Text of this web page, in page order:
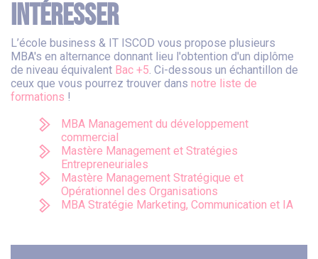
intéresser
L’école business & IT ISCOD vous propose plusieurs
MBA's en alternance donnant lieu l'obtention d'un diplôme
de niveau équivalent Bac +5. Ci-dessous un échantillon de
ceux que vous pourrez trouver dans notre liste de
formations !
MBA Management du développement
commercial
Mastère Management et Stratégies
Entrepreneuriales
Mastère Management Stratégique et
Opérationnel des Organisations
MBA Stratégie Marketing, Communication et IA